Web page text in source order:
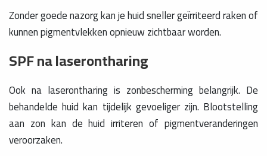
Zonder goede nazorg kan je huid sneller geïrriteerd raken of
kunnen pigmentvlekken opnieuw zichtbaar worden.
SPF na laserontharing
Ook na laserontharing is zonbescherming belangrijk. De
behandelde huid kan tijdelijk gevoeliger zijn. Blootstelling
aan zon kan de huid irriteren of pigmentveranderingen
veroorzaken.